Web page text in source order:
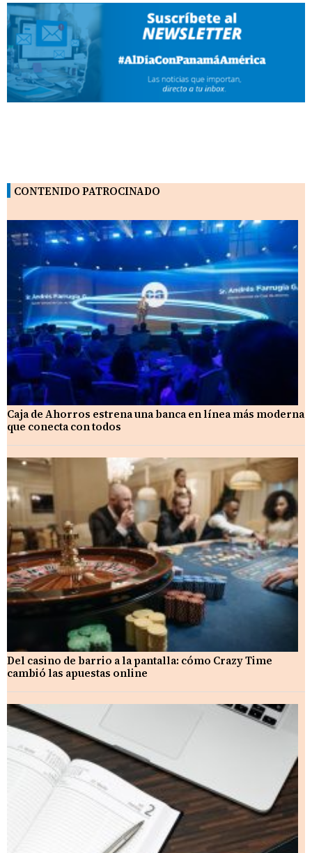
CONTENIDO PATROCINADO
Caja de Ahorros estrena una banca en línea más moderna
que conecta con todos
Del casino de barrio a la pantalla: cómo Crazy Time
cambió las apuestas online